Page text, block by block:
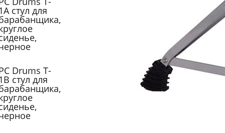
стул для
Drums T-
стул для